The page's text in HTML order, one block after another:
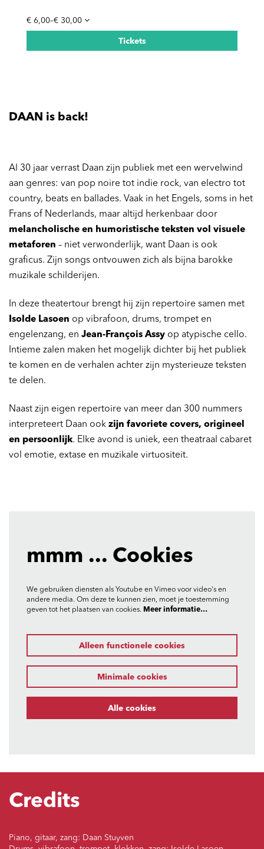
€ 6,00–€ 30,00
Tickets
DAAN is back!
Al 30 jaar verrast Daan zijn publiek met een wervelwind
aan genres: van pop noire tot indie rock, van electro tot
country, beats en ballades. Vaak in het Engels, soms in het
Frans of Nederlands, maar altijd herkenbaar door
melancholische en humoristische teksten vol visuele
metaforen – niet verwonderlijk, want Daan is ook
graficus. Zijn songs ontvouwen zich als bijna barokke
muzikale schilderijen.
In deze theatertour brengt hij zijn repertoire samen met
Isolde Lasoen op vibrafoon, drums, trompet en
engelenzang, en Jean-François Assy op atypische cello.
Intieme zalen maken het mogelijk dichter bij het publiek
te komen en de verhalen achter zijn mysterieuze teksten
te delen.
Naast zijn eigen repertoire van meer dan 300 nummers
interpreteert Daan ook zijn favoriete covers, origineel
en persoonlijk. Elke avond is uniek, een theatraal cabaret
vol emotie, extase en muzikale virtuositeit.
mmm ... Cookies
We gebruiken diensten als Youtube en Vimeo voor video's en
andere media. Om deze te kunnen zien, moet je toestemming
geven tot het plaatsen van cookies. Meer informatie…
Alleen functionele cookies
Minimale cookies
Alle cookies
Credits
Piano, gitaar, zang: Daan Stuyven